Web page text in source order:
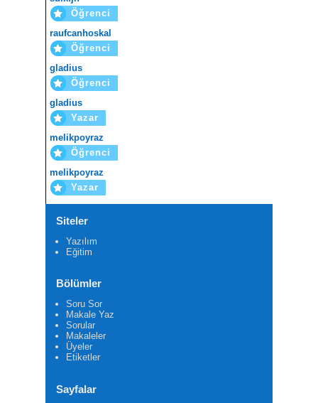
Öğrenci
raufcanhoskal
Öğrenci
gladius
Öğrenci
gladius
Yazar
melikpoyraz
Öğrenci
melikpoyraz
Yazar
Siteler
Yazılım
Eğitim
Bölümler
Soru Sor
Makale Yaz
Sorular
Makaleler
Üyeler
Etiketler
Sayfalar